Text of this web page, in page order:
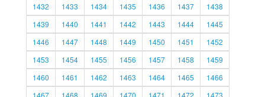
1432 1433 1434 1435 1436 1437
1438
1439
1440 1441 1442 1443 1444
1445
1446
1447 1448 1449 1450 1451
1452
1453
1454 1455 1456 1457 1458
1459
1460
1461 1462 1463 1464 1465
1466
1467
1468 1469 1470 1471 1472
1473